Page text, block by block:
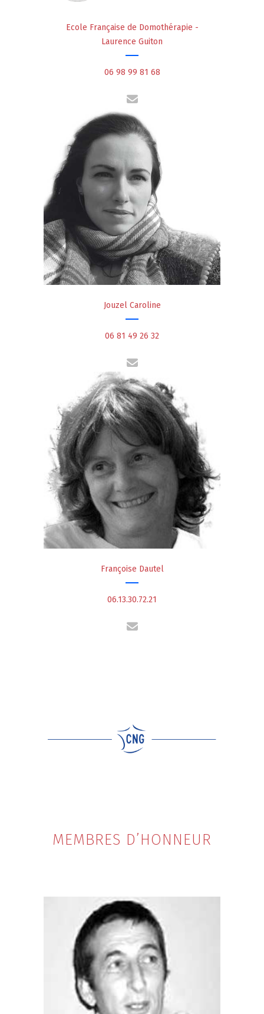
Ecole Française de Domothérapie -
Laurence Guiton
06 98 99 81 68
Jouzel Caroline
06 81 49 26 32
Françoise Dautel
06.13.30.72.21
MEMBRES D’HONNEUR